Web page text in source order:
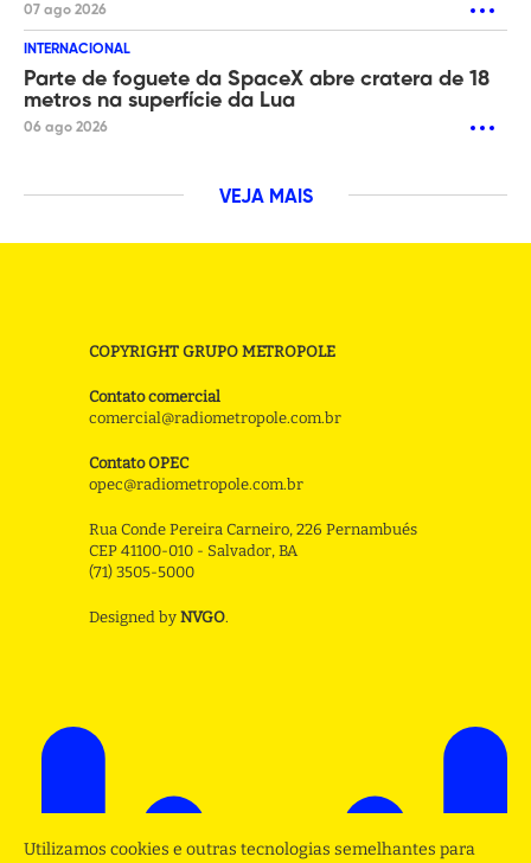
07 ago 2026
INTERNACIONAL
Parte de foguete da SpaceX abre cratera de 18
metros na superfície da Lua
06 ago 2026
VEJA MAIS
COPYRIGHT GRUPO METROPOLE
Contato comercial
comercial@radiometropole.com.br
Contato OPEC
opec@radiometropole.com.br
Rua Conde Pereira Carneiro, 226 Pernambués
CEP 41100-010 - Salvador, BA
(71) 3505-5000
Designed by NVGO.
Utilizamos cookies e outras tecnologias semelhantes para